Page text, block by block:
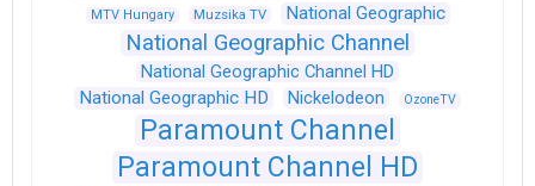
MTV Hungary
Muzsika TV National Geographic
National Geographic Channel
National Geographic Channel HD
National Geographic HD
Nickelodeon OzoneTV
Paramount Channel
Paramount Channel HD